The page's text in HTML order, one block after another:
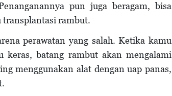
pun juga beragam, bisa
rambut.
perawatan yang salah. Ketika kamu
keras, batang rambut akan mengalami
menggunakan alat dengan uap panas,